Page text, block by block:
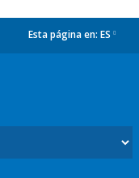
Esta página en: ES